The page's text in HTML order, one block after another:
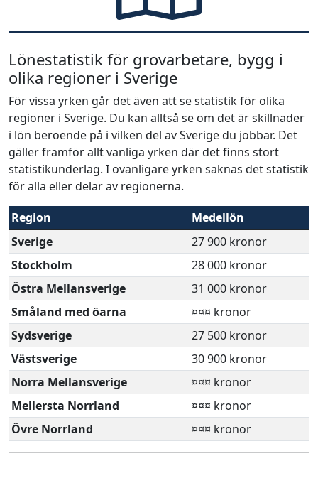
Lönestatistik för grovarbetare, bygg i
olika regioner i Sverige
För vissa yrken går det även att se statistik för olika
regioner i Sverige. Du kan alltså se om det är skillnader
i lön beroende på i vilken del av Sverige du jobbar. Det
gäller framför allt vanliga yrken där det finns stort
statistikunderlag. I ovanligare yrken saknas det statistik
för alla eller delar av regionerna.
Region
Medellön
Sverige
27 900 kronor
Stockholm
28 000 kronor
Östra Mellansverige
31 000 kronor
Småland med öarna
¤¤¤ kronor
Sydsverige
27 500 kronor
Västsverige
30 900 kronor
Norra Mellansverige
¤¤¤ kronor
Mellersta Norrland
¤¤¤ kronor
Övre Norrland
¤¤¤ kronor